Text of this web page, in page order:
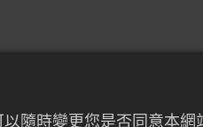
隨時變更您是否同意本網